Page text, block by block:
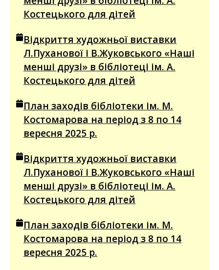
Костецького для дітей
Відкриття художньої виставки
Л.Пуханової і В.Жуковського «Наші
менші друзі» в бібліотеці ім. А.
Костецького для дітей
План заходів бібліотеки ім. М.
Костомарова на період з 8 по 14
вересня 2025 р.
Відкриття художньої виставки
Л.Пуханової і В.Жуковського «Наші
менші друзі» в бібліотеці ім. А.
Костецького для дітей
План заходів бібліотеки ім. М.
Костомарова на період з 8 по 14
вересня 2025 р.